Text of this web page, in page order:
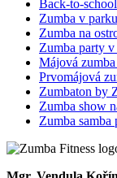
Back-to-
Zumba v
Zumba na
Zumba party v
Májová
Prvomájová
Zumbaton by
Zumba show
Zumba samba